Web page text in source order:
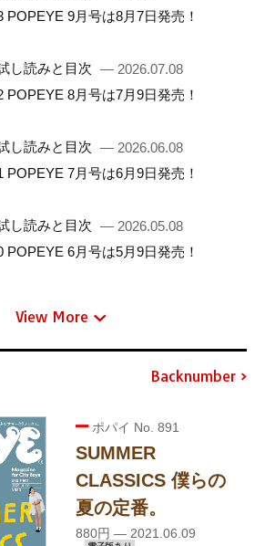
POPEYE 9月号は8月7日発売！
し読みと目次 — 2026.07.08
POPEYE 8月号は7月9日発売！
し読みと目次 — 2026.06.08
POPEYE 7月号は6月9日発売！
し読みと目次 — 2026.05.08
POPEYE 6月号は5月9日発売！
View More
Backnumber
ポパイ No. 891
SUMMER
CLASSICS 僕らの
夏の定番。
880円 — 2021.06.09